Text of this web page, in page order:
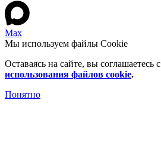
Max
Мы используем файлы Cookie
Оставаясь на сайте, вы соглашаетесь c
использования файлов cookie.
Понятно